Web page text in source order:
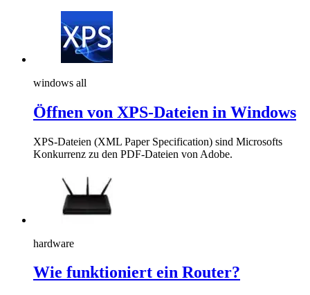
windows all
Öffnen von XPS-Dateien in Windows
XPS-Dateien (XML Paper Specification) sind Microsofts
Konkurrenz zu den PDF-Dateien von Adobe.
hardware
Wie funktioniert ein Router?